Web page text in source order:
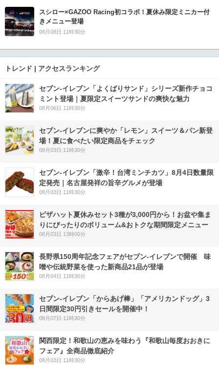
スシロー×GAZOO Racing初コラボ！夏休み限定ミニカー付
きメニュー登場
08月08日 11時30分
トレンド | アクセスランキング
セブン‐イレブン「よくばりサンド」シリーズ新作チョコ
ミント登場｜夏限定スイーツサンドの爽快な魅力
08月06日 11時30分
セブン‐イレブンに爽やか「レモン」スイーツ＆パン新登
場！夏に食べたい限定商品をチェック
08月03日 11時30分
セブン-イレブン「激辛！台湾ミンチカツ」8月4日数量限
定発売｜名古屋発祥の旨辛グルメが登場
08月03日 11時30分
ピザハット夏休みセット3種が3,000円から！お盆や集ま
りにぴったりのボリューム&おトクな期間限定メニュー
08月03日 13時00分
長野県150周年記念フェアがセブン-イレブンで開催 味
噌や伝統野菜を使った新商品21品が登場
08月04日 11時30分
セブン‐イレブン「からあげ棒」「アメリカンドッグ」3
日間限定30円引きセールを開催中！
08月07日 11時30分
関西限定！和歌山の恵みを味わう『和歌山毎度おおきに
フェア』全商品徹底紹介
08月03日 11時30分